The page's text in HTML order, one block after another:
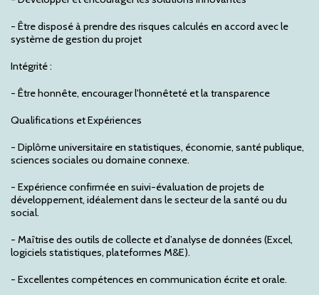
- Être disposé à prendre des risques calculés en accord avec le
système de gestion du projet
Intégrité :
- Être honnête, encourager l'honnêteté et la transparence
Qualifications et Expériences
- Diplôme universitaire en statistiques, économie, santé publique,
sciences sociales ou domaine connexe.
- Expérience confirmée en suivi-évaluation de projets de
développement, idéalement dans le secteur de la santé ou du
social.
- Maîtrise des outils de collecte et d’analyse de données (Excel,
logiciels statistiques, plateformes M&E).
- Excellentes compétences en communication écrite et orale.